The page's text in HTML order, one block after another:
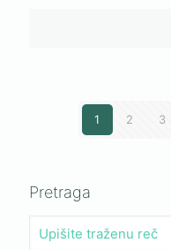
1 2 3
Pretraga